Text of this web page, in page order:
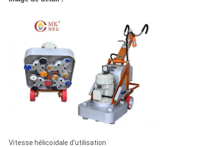
Vitesse hélicoïdale d'utilisation